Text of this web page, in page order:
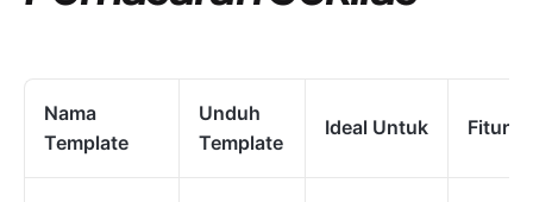
Nama
Template
Unduh
Template
Ideal Untuk Fitur